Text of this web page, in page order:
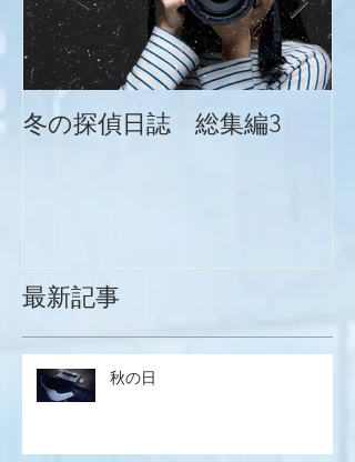
冬の探偵日誌 総集編3
最新記事
秋の日